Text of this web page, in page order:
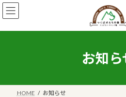
コ
ン
ン
ナ
ビ
ー
お知ら
HOME お知らせ